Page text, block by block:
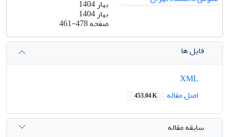
بهار 1404
بهار 1404
صفحه461-478
فایل ها
اصل مقاله
453.04 K
سابقه مقاله